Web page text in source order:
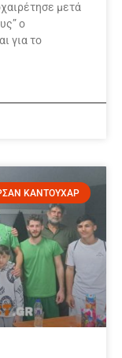
μετά
ο
για το
ΚΑΝΤΟΥΧΑΡ